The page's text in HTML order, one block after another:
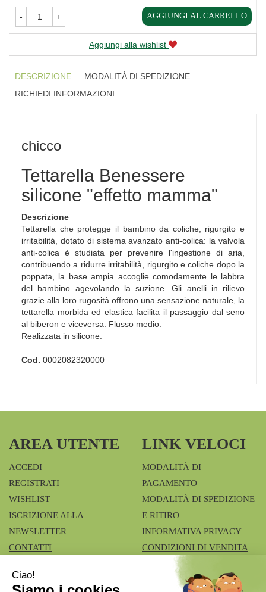
- + AGGIUNGI AL CARRELLO
Aggiungi alla wishlist
DESCRIZIONE
MODALITÀ DI SPEDIZIONE
RICHIEDI INFORMAZIONI
chicco
Tettarella Benessere
silicone "effetto mamma"
Descrizione
Tettarella che protegge il bambino da coliche, rigurgito e
irritabilità, dotato di sistema avanzato anti-colica: la valvola
anti-colica è studiata per prevenire l'ingestione di aria,
contribuendo a ridurre irritabilità, rigurgito e coliche dopo la
poppata, la base ampia accoglie comodamente le labbra
del bambino agevolando la suzione. Gli anelli in rilievo
grazie alla loro rugosità offrono una sensazione naturale, la
tettarella morbida ed elastica facilita il passaggio dal seno
al biberon e viceversa. Flusso medio.
Realizzata in silicone.
Cod. 0002082320000
AREA UTENTE
ACCEDI
REGISTRATI
WISHLIST
ISCRIZIONE ALLA
NEWSLETTER
CONTATTI
LINK VELOCI
MODALITÀ DI
PAGAMENTO
MODALITÀ DI SPEDIZIONE
E RITIRO
INFORMATIVA PRIVACY
CONDIZIONI DI VENDITA
COOKIE POLICY